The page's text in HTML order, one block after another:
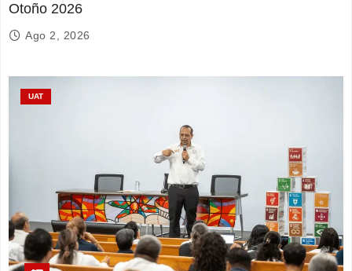
Otoño 2026
Ago 2, 2026
UAT